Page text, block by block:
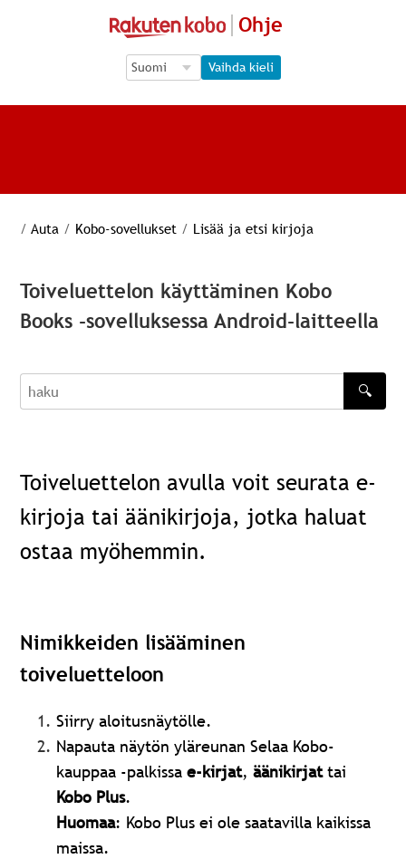
Ohje
Language Selection
Language Selection
Vaihda kieli
/ Auta / Kobo-sovellukset / Lisää ja etsi kirjoja
Toiveluettelon käyttäminen Kobo
Books -sovelluksessa Android-laitteella
haku
🔍
Toiveluettelon avulla voit seurata e-
kirjoja tai äänikirjoja, jotka haluat
ostaa myöhemmin.
Nimikkeiden lisääminen
toiveluetteloon
Siirry aloitusnäytölle.
Napauta näytön yläreunan Selaa Kobo-
kauppaa -palkissae-kirjat,äänikirjattai
Kobo Plus.
Huomaa: Kobo Plus ei ole saatavilla kaikissa
maissa.